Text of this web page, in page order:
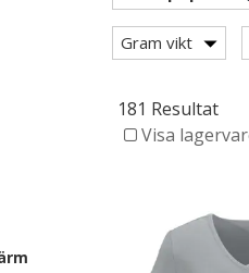
Arbetskläder
efter category: Kockkläder &
Kockbyxor
Kockjackor
Kockskjortor
Serveringsbyxor
category: Serveringsskjortor
Valda För närvarande sorterad
Gram vikt
181 Resultat
Visa